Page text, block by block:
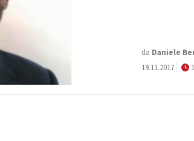
da Daniele
19.11.2017
1